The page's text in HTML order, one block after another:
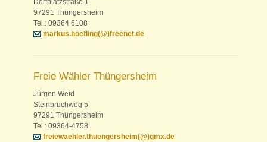
Dorfplatzstraße 1
97291 Thüngersheim
Tel.: 09364 6108
markus.hoefling(@)freenet.de
Freie Wähler Thüngersheim
Jürgen Weid
Steinbruchweg 5
97291 Thüngersheim
Tel.: 09364-4758
freiewaehler.thuengersheim(@)gmx.de